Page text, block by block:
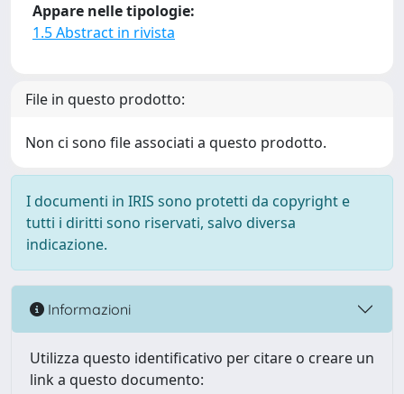
Appare nelle tipologie:
1.5 Abstract in rivista
File in questo prodotto:
Non ci sono file associati a questo prodotto.
I documenti in IRIS sono protetti da copyright e
tutti i diritti sono riservati, salvo diversa
indicazione.
Informazioni
Utilizza questo identificativo per citare o creare un
link a questo documento: